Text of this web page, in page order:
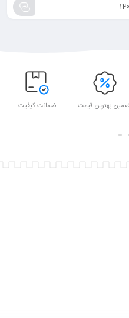
بهترین قیمت ضمانت کیفیت